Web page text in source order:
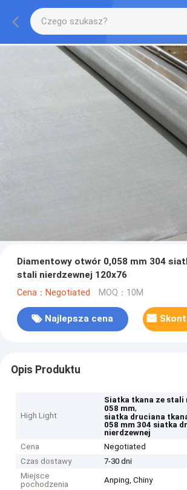
Diamentowy otwór 0,058 mm 304
stali nierdzewnej 120x76
Cena：Negotiated MOQ：10M
Najlepsza cena
Opis Produktu
High Light
Siatka tkana ze stali
058 mm,
siatka druciana
058 mm 304 siatka
nierdzewnej
Cena
Negotiated
Czas dostawy
7-30 dni
Miejsce
pochodzenia
Anping, Chiny